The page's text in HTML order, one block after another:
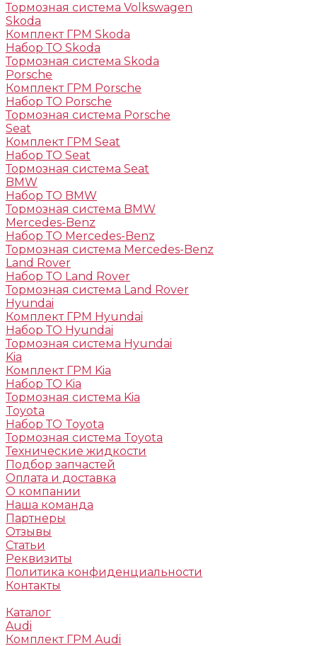
Тормозная система Volkswagen
Skoda
Комплект ГРМ Skoda
Набор ТО Skoda
Тормозная система Skoda
Porsche
Комплект ГРМ Porsche
Набор ТО Porsche
Тормозная система Porsche
Seat
Комплект ГРМ Seat
Набор ТО Seat
Тормозная система Seat
BMW
Набор ТО BMW
Тормозная система BMW
Mercedes-Benz
Набор ТО Mercedes-Benz
Тормозная система Mercedes-Benz
Land Rover
Набор ТО Land Rover
Тормозная система Land Rover
Hyundai
Комплект ГРМ Hyundai
Набор ТО Hyundai
Тормозная система Hyundai
Kia
Комплект ГРМ Kia
Набор ТО Kia
Тормозная система Kia
Toyota
Набор ТО Toyota
Тормозная система Toyota
Технические жидкости
Подбор запчастей
Оплата и доставка
О компании
Наша команда
Партнеры
Отзывы
Статьи
Реквизиты
Политика конфиденциальности
Контакты
Каталог
Audi
Комплект ГРМ Audi